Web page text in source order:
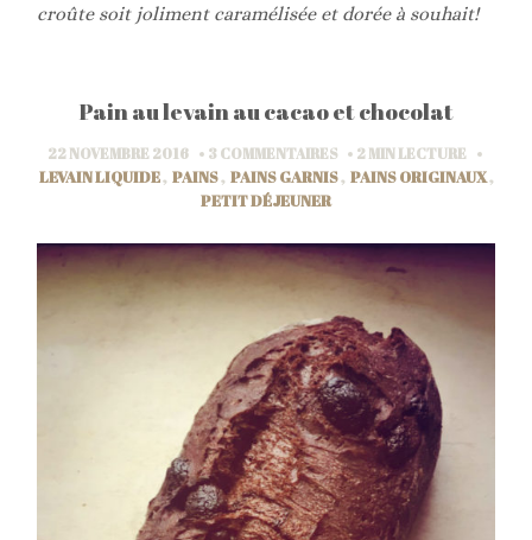
croûte soit joliment caramélisée et dorée à souhait!
Pain au levain au cacao et chocolat
22 NOVEMBRE 2016 3 COMMENTAIRES 2 MINLECTURE
LEVAIN LIQUIDE, PAINS, PAINS GARNIS, PAINS ORIGINAUX,
PETIT DÉJEUNER